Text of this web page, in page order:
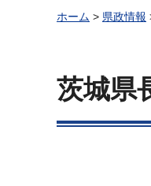
ホーム > 県政情報
茨城県